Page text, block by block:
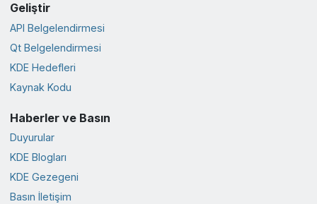
Geliştir
API Belgelendirmesi
Qt Belgelendirmesi
KDE Hedefleri
Kaynak Kodu
Haberler ve Basın
Duyurular
KDE Blogları
KDE Gezegeni
Basın İletişim